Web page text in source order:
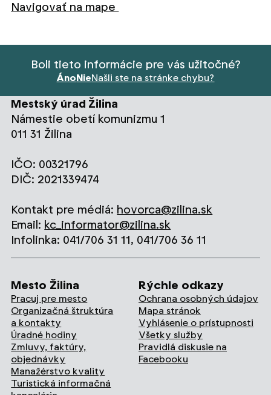
Navigovať na mape
Boli tieto informácie pre vás užitočné?
ÁnoNieNašli ste na stránke chybu?
Mestský úrad Žilina
Námestie obetí komunizmu 1
011 31 Žilina
IČO: 00321796
DIČ: 2021339474
Kontakt pre médiá: hovorca@zilina.sk
Email: kc_informator@zilina.sk
Infolinka: 041/706 31 11, 041/706 36 11
Mesto Žilina
Pracuj pre mesto
Organizačná štruktúra
a kontakty
Úradné hodiny
Zmluvy, faktúry,
objednávky
Manažérstvo kvality
Turistická informačná
Rýchle odkazy
Ochrana osobných údajov
Mapa stránok
Vyhlásenie o prístupnosti
Všetky služby
Pravidlá diskusie na
Facebooku